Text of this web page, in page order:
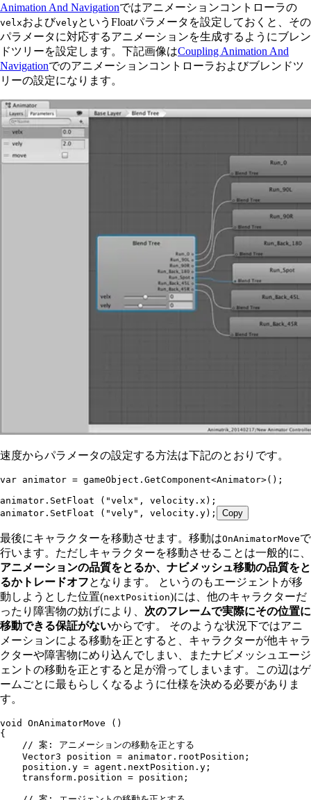
Animation And Navigationではアニメーションコントローラの
velxおよびvelyというFloatパラメータを設定しておくと、その
パラメータに対応するアニメーションを生成するようにブレン
ドツリーを設定します。下記画像はCoupling Animation And
Navigationでのアニメーションコントローラおよびブレンドツ
リーの設定になります。
速度からパラメータの設定する方法は下記のとおりです。
var animator = gameObject . GetComponent<Animator>();
animator . SetFloat ( "velx " , velocity . x );
animator . SetFloat ( "vely" , velocity . y); Copy
最後にキャラクターを移動させます。移動はOnAnimatorMoveで
行います。ただしキャラクターを移動させることは一般的に、
アニメーションの品質をとるか、ナビメッシュ移動の品質をと
るかトレードオフとなります。 というのもエージェントが移
動しようとした位置(nextPosition)には、他のキャラクターだ
ったり障害物の妨げにより、 次のフレームで実際にその位置に
移動できる保証がないからです。 そのような状況下ではアニ
メーションによる移動を正とすると、キャラクターが他キャラ
クターや障害物にめり込んでしまい、またナビメッシュエージ
ェントの移動を正とすると足が滑ってしまいます。この辺はゲ
ームごとに最もらしくなるように仕様を決める必要がありま
す。
void OnAnimatorMove ()
{
    // 案: アニメーションの移動を正とする
    Vector3
position = animator . rootPosition ;
    position
. y = agent . nextPosition . y ;
    transform
. position = position;